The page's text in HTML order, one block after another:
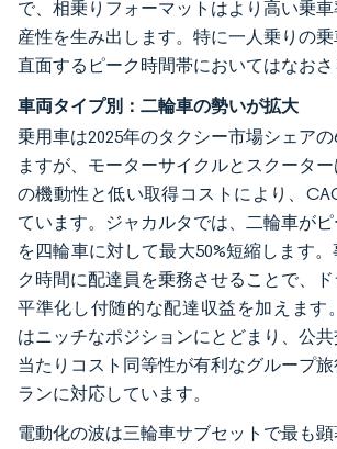
で、相乗りフォーマットはより高い乗
産性を生み出します。特に一人乗りの
直面するピーク時間帯においてはなおさ
車両タイプ別：二輪車の勢いが拡大
乗用車は2025年のタクシー市場シェアの
ますが、モーターサイクルとスクータ
の機動性と低い取得コストにより、
ています。ジャカルタでは、二輪車が
を四輪車に対して最大50%短縮します
ク時間に配達員を乗務させることで、
平準化し付随的な配達収益を加えます
はニッチなポジションにとどまり、公
当たりコスト同等性が有利なグループ
ランに対応しています。
電動化の波は三輪車サブセットで最も